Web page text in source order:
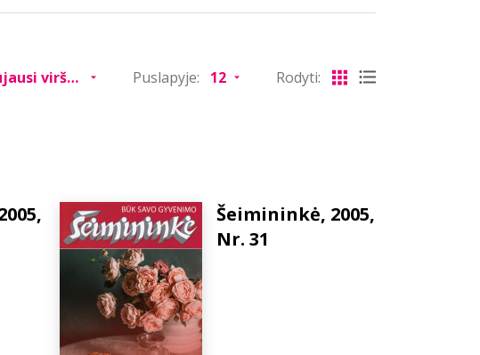
Puslapyje: Rodyti:
Šeimininkė, 2005,
Nr. 31